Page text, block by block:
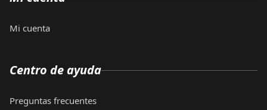
Mi cuenta
Centro de ayuda
Preguntas frecuentes